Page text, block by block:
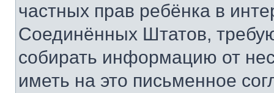
частных прав ребёнка в
Соединённых Штатов,
собирать информацию от
иметь на это письменное